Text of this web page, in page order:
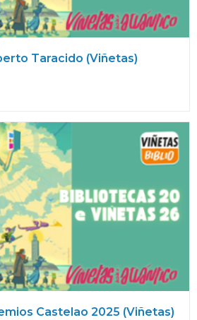
Taracido (Viñetas)
Castelao 2025 (Viñetas)